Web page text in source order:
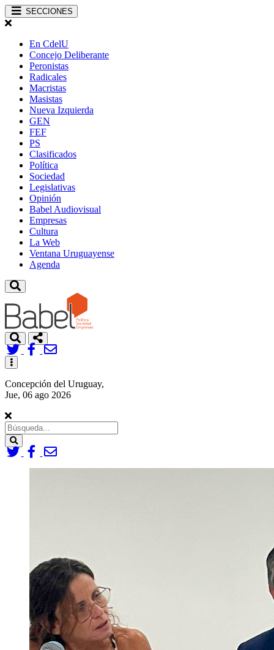
SECCIONES
En CdelU
Concejo Deliberante
Peronistas
Radicales
Macristas
Masistas
Nueva Izquierda
GEN
FEF
PS
Clasificados
Política
Sociedad
Legislativas
Opinión
Babel Audiovisual
Empresas
Cultura
La Web
Ventana Uruguayense
Agenda
Toggle
navigation
Concepción del Uruguay,
Jue, 06 ago 2026
Search